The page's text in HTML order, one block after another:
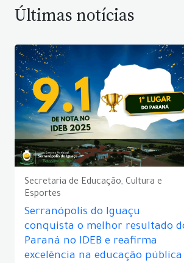
Últimas notícias
Secretaria de Educação, Cultura e
Esportes
Serranópolis do Iguaçu
conquista o melhor resultado
Paraná no IDEB e reafirma
excelência na educação pública